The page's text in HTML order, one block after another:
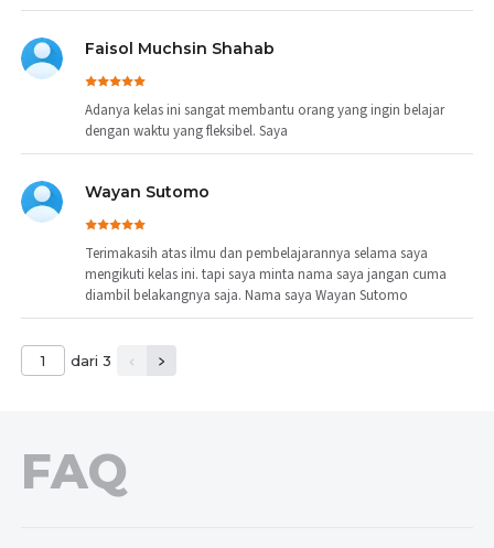
sudah mendapatkan sertifikasi ISO 45005:2020
Manajemen kesehatan dan keselamatan kerja sejak 2
tahun yang lalu.
Faisol Muchsin Shahab
Adanya kelas ini sangat membantu orang yang ingin belajar
dengan waktu yang fleksibel. Saya
Wayan Sutomo
Terimakasih atas ilmu dan pembelajarannya selama saya
mengikuti kelas ini. tapi saya minta nama saya jangan cuma
diambil belakangnya saja. Nama saya Wayan Sutomo
dari 3
FAQ